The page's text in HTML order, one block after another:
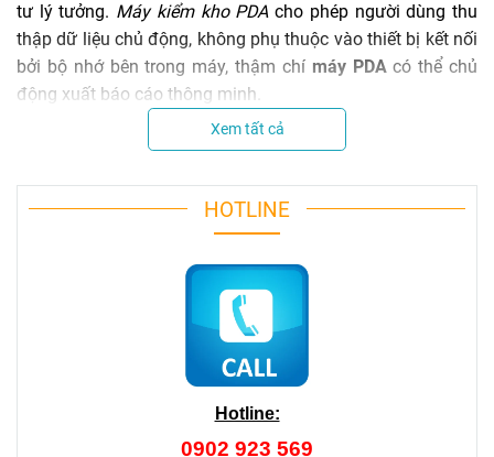
tư lý tưởng. Máy kiểm kho PDAcho phép người dùng thu
thập dữ liệu chủ động, không phụ thuộc vào thiết bị kết nối
bởi bộ nhớ bên trong máy, thậm chí máy PDAcó thể chủ
động xuất báo cáo thông minh.
Máy kiểm kho PDA(trong đó PDA là viết tắt của Personal
Digital Assistant), là một thiết bị quét mã vạch cầm tay
được trang bị bộ nhớ bên trong, có thể có cả hệ điều hành
để cài đặt phần mềm, cho phép lưu trữ và xử lý thông tin
quét thông qua hệ điều hành máy. Có thể nói, máy kiểm
kho là một chiếc máy tính di động với tính năng quét mã
Máy kiểm kho cầm tay (máy kiểm kê hàng hóa) thực hiện
các chức năng kiểm kê hàng hóa, thống kê và xuất báo cáo
theo yêu cầu người dùng, một số dòng máy còn cung cấp
Xem tất cả
HOTLINE
Hotline:
0902 923 569